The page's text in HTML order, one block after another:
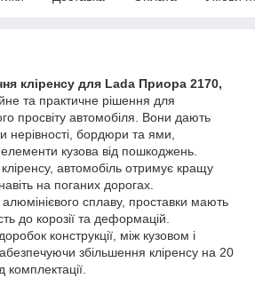
кліренсу для Lada Приора 2170,
та практичне рішення для
просвіту автомобіля. Вони дають
нерівності, бордюри та ями,
кузова від пошкоджень.
автомобіль отримує кращу
навіть на поганих дорогах.
алюмінієвого сплаву, проставки мають
до корозії та деформацій.
конструкції, між кузовом і
збільшення кліренсу на 20